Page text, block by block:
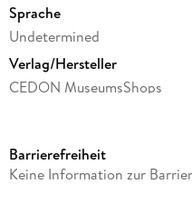
Sprache
Undetermined
Verlag/Hersteller
CEDON MuseumsShops
Gewicht
Barrierefreiheit
Keine Information zur